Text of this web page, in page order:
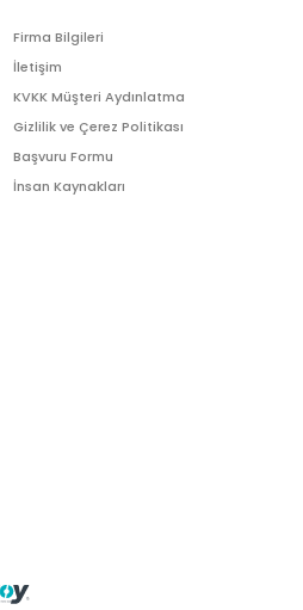
Firma Bilgileri
İletişim
KVKK Müşteri Aydınlatma
Gizlilik ve Çerez Politikası
Başvuru Formu
İnsan Kaynakları